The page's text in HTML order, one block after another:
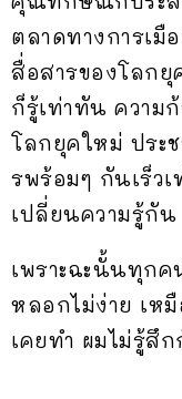
ตลาดทางการเมื
สื่อสารของโลก
ก็รู้เท่าทัน ความ
โลกยุคใหม่ ประ
รพร้อมๆ กันเร็ว
เปลี่ยนความรู้กัน
เพราะฉะนั้นทุก
หลอกไม่ง่าย เ
เคยทำ ผมไม่รู้สึ